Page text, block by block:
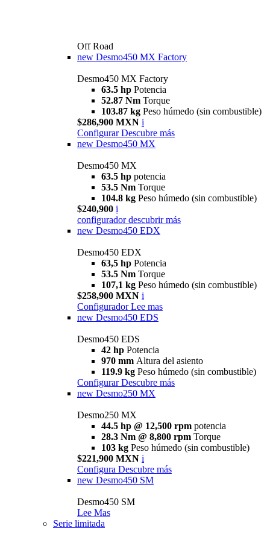
Off Road
new Desmo450 MX Factory
Desmo450 MX Factory
63.5 hp Potencia
52.87 Nm Torque
103.87 kg Peso húmedo (sin combustible)
$286,900 MXN i
Configurar Descubre más
new Desmo450 MX
Desmo450 MX
63.5 hp potencia
53.5 Nm Torque
104.8 kg Peso húmedo (sin combustible)
$240,900 i
configurador descubrir más
new Desmo450 EDX
Desmo450 EDX
63,5 hp Potencia
53.5 Nm Torque
107,1 kg Peso húmedo (sin combustible)
$258,900 MXN i
Configurador Lee mas
new Desmo450 EDS
Desmo450 EDS
42 hp Potencia
970 mm Altura del asiento
119.9 kg Peso húmedo (sin combustible)
Configurar Descubre más
new Desmo250 MX
Desmo250 MX
44.5 hp @ 12,500 rpm potencia
28.3 Nm @ 8,800 rpm Torque
103 kg Peso húmedo (sin combustible)
$221,900 MXN i
Configura Descubre más
new Desmo450 SM
Desmo450 SM
Lee Mas
Serie limitada